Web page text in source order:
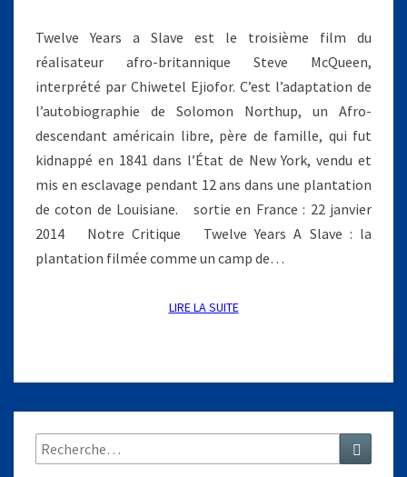
V
E
E
A
R
S
S
L
A
V
Twelve Years a Slave est le troisième film du
réalisateur afro-britannique Steve McQueen,
interprété par Chiwetel Ejiofor. C’est l’adaptation de
l’autobiographie de Solomon Northup, un Afro-
descendant américain libre, père de famille, qui fut
kidnappé en 1841 dans l’État de New York, vendu et
mis en esclavage pendant 12 ans dans une plantation
de coton de Louisiane. sortie en France : 22 janvier
2014 Notre Critique Twelve Years A Slave : la
plantation filmée comme un camp de…
LIRE LA SUITELIRE LA SUITE
Rechercher :